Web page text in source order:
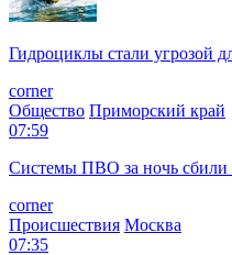
Гидроциклы стали угрозой
corner
Общество Приморский край
07:59
Системы ПВО за ночь
corner
Происшествия Москва
07:35